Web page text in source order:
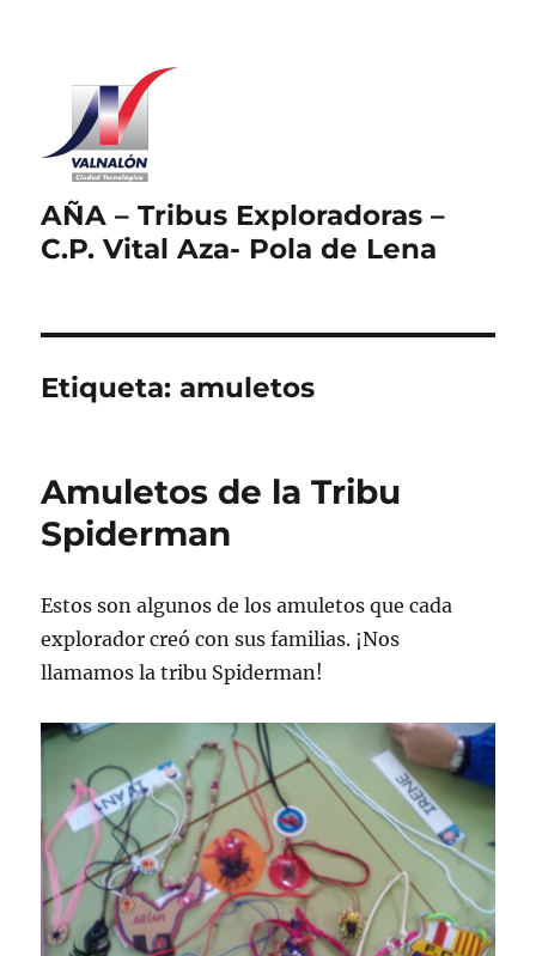
AÑA – Tribus Exploradoras –
C.P. Vital Aza- Pola de Lena
Etiqueta:amuletos
Amuletos de la Tribu
Spiderman
Estos son algunos de los amuletos que cada
explorador creó con sus familias. ¡Nos
llamamos la tribu Spiderman!